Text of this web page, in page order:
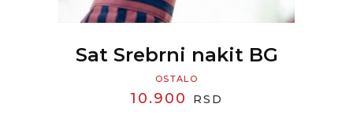
Sat Srebrni nakit BG
OSTALO
10.900 RSD